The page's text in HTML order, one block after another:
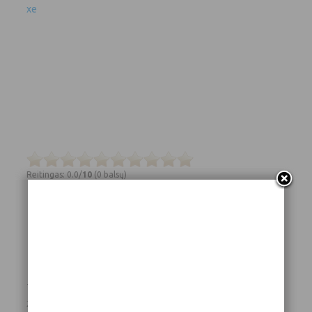
xe
Reitingas: 0.0/10 (0 balsų)
Tema:
Žymos: